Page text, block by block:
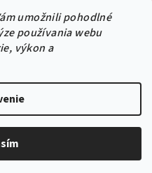
umožnili pohodlné
používania webu
výkon a
Shoptet